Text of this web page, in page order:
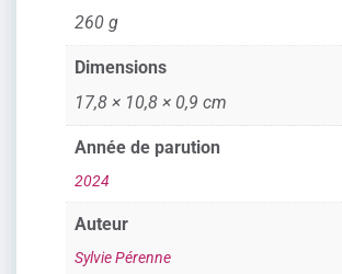
260 g
Dimensions
17,8 × 10,8 × 0,9 cm
Année de parution
2024
Auteur
Sylvie Pérenne